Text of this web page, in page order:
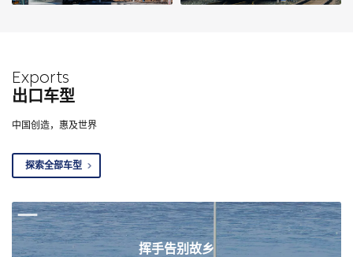
Exports
出口车型
中国创造，惠及世界
探索全部车型
挥手告别故乡